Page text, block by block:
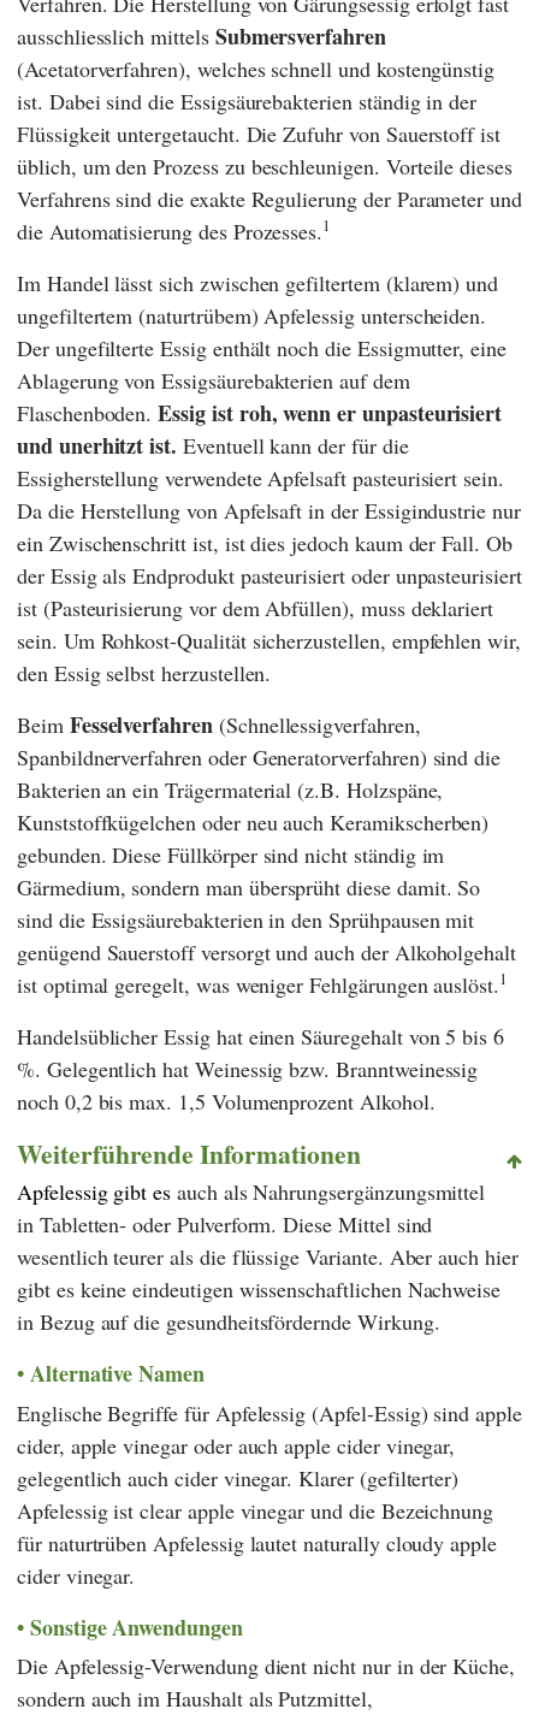
ausschliesslich mittels Submersverfahren
(Acetatorverfahren), welches schnell und kostengünstig
ist. Dabei sind die Essigsäurebakterien ständig in der
Flüssigkeit untergetaucht. Die Zufuhr von Sauerstoff ist
üblich, um den Prozess zu beschleunigen. Vorteile dieses
Verfahrens sind die exakte Regulierung der Parameter und
die Automatisierung des Prozesses.1
Im Handel lässt sich zwischen gefiltertem (klarem) und
ungefiltertem (naturtrübem) Apfelessig unterscheiden.
Der ungefilterte Essig enthält noch die Essigmutter, eine
Ablagerung von Essigsäurebakterien auf dem
Flaschenboden.Essig ist roh, wenn er unpasteurisiert
und unerhitzt ist. Eventuell kann der für die
Essigherstellung verwendete Apfelsaft pasteurisiert sein.
Da die Herstellung von Apfelsaft in der Essigindustrie nur
ein Zwischenschritt ist, ist dies jedoch kaum der Fall. Ob
der Essig als Endprodukt pasteurisiert oder unpasteurisiert
ist (Pasteurisierung vor dem Abfüllen), muss deklariert
sein. Um Rohkost-Qualität sicherzustellen, empfehlen wir,
den Essig selbst herzustellen.
Beim Fesselverfahren(Schnellessigverfahren,
Spanbildnerverfahren oder Generatorverfahren) sind die
Bakterien an ein Trägermaterial (z.B. Holzspäne,
Kunststoffkügelchen oder neu auch Keramikscherben)
gebunden. Diese Füllkörper sind nicht ständig im
Gärmedium, sondern man übersprüht diese damit. So
sind die Essigsäurebakterien in den Sprühpausen mit
genügend Sauerstoff versorgt und auch der Alkoholgehalt
ist optimal geregelt, was weniger Fehlgärungen auslöst.1
Handelsüblicher Essig hat einen Säuregehalt von 5 bis 6
%. Gelegentlich hat Weinessig bzw. Branntweinessig
noch 0,2 bis max. 1,5 Volumenprozent Alkohol.
Weiterführende Informationen
Apfelessig gibt es auch als Nahrungsergänzungsmittel
in Tabletten- oder Pulverform. Diese Mittel sind
wesentlich teurer als die flüssige Variante. Aber auch hier
gibt es keine eindeutigen wissenschaftlichen Nachweise
in Bezug auf die gesundheitsfördernde Wirkung.
Alternative Namen
Englische Begriffe für Apfelessig (Apfel-Essig) sind apple
cider, apple vinegar oder auch apple cider vinegar,
gelegentlich auch cider vinegar. Klarer (gefilterter)
Apfelessig ist clear apple vinegar und die Bezeichnung
für naturtrüben Apfelessig lautet naturally cloudy apple
cider vinegar.
Sonstige Anwendungen
Die Apfelessig-Verwendung dient nicht nur in der Küche,
sondern auch im Haushalt als Putzmittel,